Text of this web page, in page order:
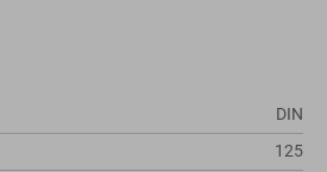
DIN
125